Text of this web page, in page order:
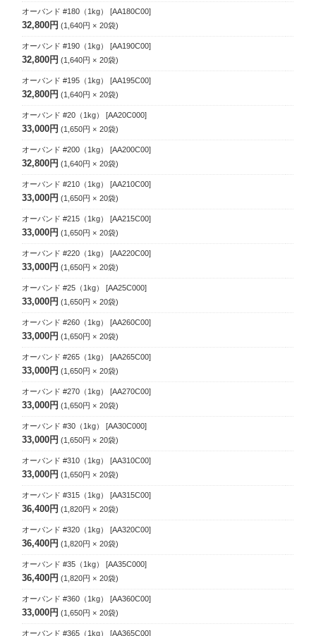
オーバンド #180（1kg） [AA180C00]
32,800円 1,640円 20袋
オーバンド #190（1kg） [AA190C00]
32,800円 1,640円 20袋
オーバンド #195（1kg） [AA195C00]
32,800円 1,640円 20袋
オーバンド #20（1kg） [AA20C000]
33,000円 1,650円 20袋
オーバンド #200（1kg） [AA200C00]
32,800円 1,640円 20袋
オーバンド #210（1kg） [AA210C00]
33,000円 1,650円 20袋
オーバンド #215（1kg） [AA215C00]
33,000円 1,650円 20袋
オーバンド #220（1kg） [AA220C00]
33,000円 1,650円 20袋
オーバンド #25（1kg） [AA25C000]
33,000円 1,650円 20袋
オーバンド #260（1kg） [AA260C00]
33,000円 1,650円 20袋
オーバンド #265（1kg） [AA265C00]
33,000円 1,650円 20袋
オーバンド #270（1kg） [AA270C00]
33,000円 1,650円 20袋
オーバンド #30（1kg） [AA30C000]
33,000円 1,650円 20袋
オーバンド #310（1kg） [AA310C00]
33,000円 1,650円 20袋
オーバンド #315（1kg） [AA315C00]
36,400円 1,820円 20袋
オーバンド #320（1kg） [AA320C00]
36,400円 1,820円 20袋
オーバンド #35（1kg） [AA35C000]
36,400円 1,820円 20袋
オーバンド #360（1kg） [AA360C00]
33,000円 1,650円 20袋
オーバンド #365（1kg） [AA365C00]